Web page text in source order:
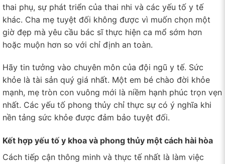
thai phụ, sự phát triển của thai nhi và các yếu tố y tế
khác. Cha mẹ tuyệt đối không được vì muốn chọn một
giờ đẹp mà yêu cầu bác sĩ thực hiện ca mổ sớm hơn
hoặc muộn hơn so với chỉ định an toàn.
Hãy tin tưởng vào chuyên môn của đội ngũ y tế. Sức
khỏe là tài sản quý giá nhất. Một em bé chào đời khỏe
mạnh, mẹ tròn con vuông mới là niềm hạnh phúc trọn vẹn
nhất. Các yếu tố phong thủy chỉ thực sự có ý nghĩa khi
nền tảng sức khỏe được đảm bảo tuyệt đối.
Kết hợp yếu tố y khoa và phong thủy một cách hài hòa
Cách tiếp cận thông minh và thực tế nhất là làm việc